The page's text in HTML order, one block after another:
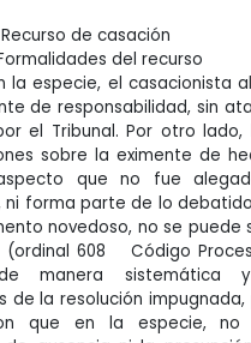
Recurso de casación
del recurso
la especie, el casacionista
de responsabilidad, sin
el Tribunal. Por otro
sobre la eximente de
que no fue
ni forma parte de lo
novedoso, no se puede
(ordinal 608 Código
manera sistemática
de la resolución impugnada,
que en la especie,